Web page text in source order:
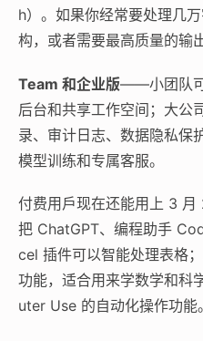
h）。如果你经常要处理几
构，或者需要最高质量的输
Team 和企业版——小团队
后台和共享工作空间；大公
录、审计日志、数据隐私保
模型训练和专属客服。
付费用戶现在还能用上 3 月
把 ChatGPT、编程助手
cel 插件可以智能处理表格
功能，适合用来学数学和科
uter Use 的自动化操作功能。